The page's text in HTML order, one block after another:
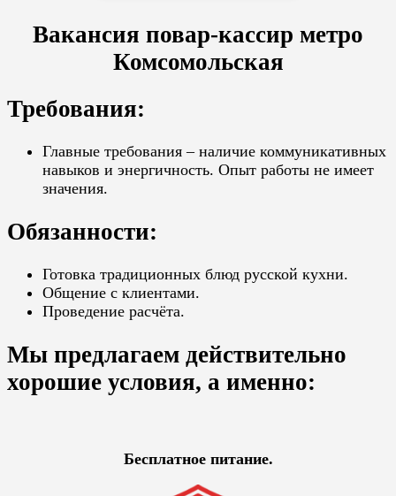
Вакансия повар-кассир метро
Комсомольская
Требования:
Главные требования – наличие коммуникативных
навыков и энергичность. Опыт работы не имеет
значения.
Обязанности:
Готовка традиционных блюд русской кухни.
Общение с клиентами.
Проведение расчёта.
Мы предлагаем действительно
хорошие условия, а именно:
Бесплатное питание.